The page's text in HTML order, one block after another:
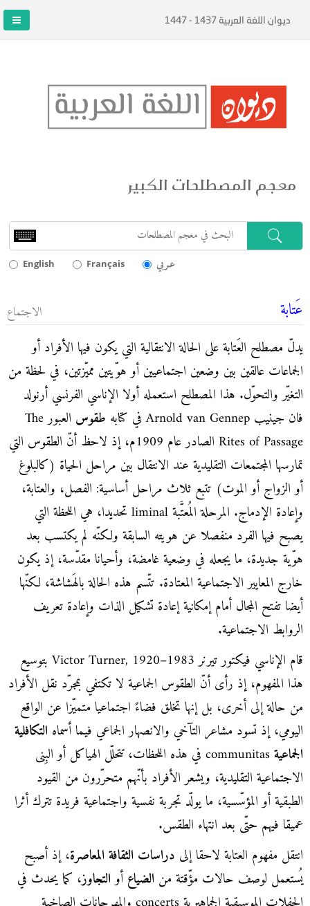
ديوان اللغة العربية 1437 - 1447
معجم المصطلحات الكبير
English Français عـربي
عَتابة الاجتماع
يدلّ مصطلح العَتابة على الحالة الانتقالية التي يكون فيها الأفراد أو
الجماعات عالقين بين وضعين اجتماعيين أو هوّيتين مميّزتين، في لحظة من
التغيّر والتحوّل. هذا المصطلح استعمله أولا الإناسي الفرنسي أرنولد
فان جينيب Arnold van Gennep في كتابه
طقوس
العبور The
Rites of Passage
الصادر عام 1909م، إذ لاحظ أنّ الطقوس التي
تمارسها المجتمعات التقليدية عند الانتقال بين مراحل الحياة (كالبلوغ
أو الزواج أو الموت) تتبع ثلاث مراحل أساسية: الفصل، والعتابة،
وإعادة الإدماج. المرحلة المُعتَّبة liminal تحديدا، هي اللحظة التي
يصبح فيها الفرد منفصلا عن هويته السابقة ولكنّه لم يكتسب بعد
هوّية جديدة، ما يجعله في وضعية غامضة، وأحيانا مقدّسة، إذ يكون
خارج المعايير الاجتماعية المعتادة. تتّسم هذه الحالة بالهَشاشة، لكنّها
أيضا تفتح المجال أمام إمكانية إعادة تشكيل الذات وإعادة تعريف
الروابط الاجتماعية.
قام الإناسي فيكتور تيرنر Victor Turner, 1920–1983 بتوسيع
هذا المفهوم، إذ رأى أنّ الطقوس الجماعية لا تكتفي بمجرّد نقل الأفراد
من حالة إلى أخرى، بل إنها تخلق فضاءً اجتماعيا متميّزا عن الواقع
اليومي، إذ تسود مشاعر التآخي والانصهار الجماعي فيما أسماه التكافلية
الجماعية
communitas في هذه اللحظات، تتحلّل الهياكل أو البِنى
الاجتماعية التقليدية، ويشعر الأفراد بأنّهم متحرّرون من القيود
الطبقية أو المؤسّسية، ما يولّد تجربة نفسية واجتماعية فريدة تترك أثرا
عميقا فيهم حتّى بعد انتهاء الطقس.
انتقل مفهوم العتابة لاحقا إلى دراسات الثقافة المعاصرة، إذ أصبح
يُستعمل لوصف حالات مؤّقتة من الضياعأوالتجاوز، كما يحدث في